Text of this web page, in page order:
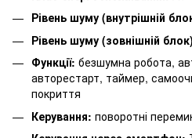
Рівень шуму (внутрішній
Рівень шуму (зовнішній
Функції: безшумна робота,
авторестарт, таймер,
покриття
Керування: поворотні